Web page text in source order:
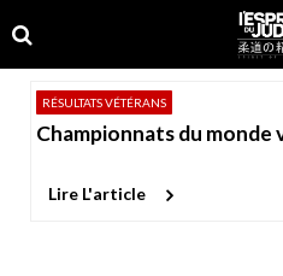
to
navigation
to
content
RÉSULTATS VÉTÉRANS
Championnats du monde
Lire L'article